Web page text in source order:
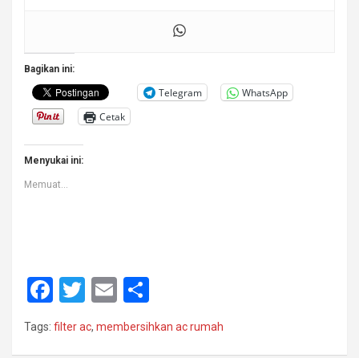
Bagikan ini:
Telegram
WhatsApp
Cetak
Menyukai ini:
Memuat...
F
a
T
tt
E
m
h
Tags: filter ac, membersihkan ac rumah